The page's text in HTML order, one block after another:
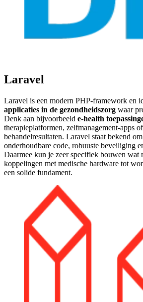
Laravel
Laravel is een modern PHP-framework en
applicaties in de gezondheidszorg waar
Denk aan bijvoorbeeld e-health
therapieplatformen, zelfmanagement-apps of
behandelresultaten. Laravel staat bekend
onderhoudbare code, robuuste beveiliging
Daarmee kun je zeer specifiek bouwen wat
koppelingen met medische hardware tot
een solide fundament.